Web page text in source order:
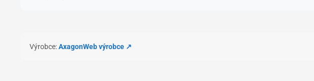
Výrobce:AxagonWeb výrobce ↗